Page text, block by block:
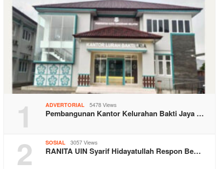
1 ADVERTORIAL 5478 Views
Pembangunan Kantor Kelurahan Bakti Jaya …
2 SOSIAL 3057 Views
RANITA UIN Syarif Hidayatullah Respon Be…